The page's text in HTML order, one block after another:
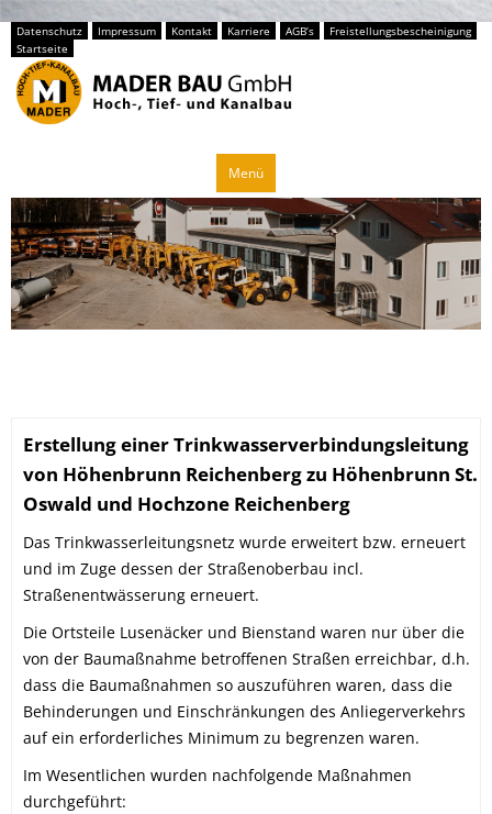
Datenschutz Impressum Kontakt Karriere AGB’s
Freistellungsbescheinigung
Startseite
Menü
Erstellung einer Trinkwasserverbindungsleitung
von Höhenbrunn Reichenberg zu Höhenbrunn St.
Oswald und Hochzone Reichenberg
Das Trinkwasserleitungsnetz wurde erweitert bzw. erneuert
und im Zuge dessen der Straßenoberbau incl.
Straßenentwässerung erneuert.
Die Ortsteile Lusenäcker und Bienstand waren nur über die
von der Baumaßnahme betroffenen Straßen erreichbar, d.h.
dass die Baumaßnahmen so auszuführen waren, dass die
Behinderungen und Einschränkungen des Anliegerverkehrs
auf ein erforderliches Minimum zu begrenzen waren.
Im Wesentlichen wurden nachfolgende Maßnahmen
durchgeführt: